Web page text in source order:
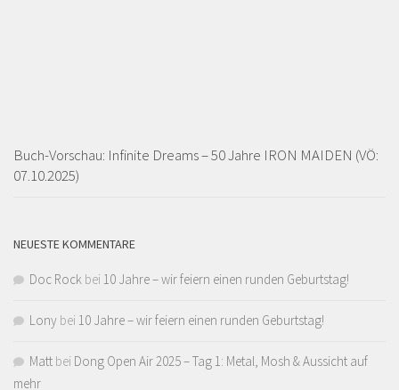
Buch-Vorschau: Infinite Dreams – 50 Jahre IRON MAIDEN (VÖ:
07.10.2025)
NEUESTE KOMMENTARE
Doc Rock bei 10 Jahre – wir feiern einen runden Geburtstag!
Lony bei 10 Jahre – wir feiern einen runden Geburtstag!
Matt bei Dong Open Air 2025 – Tag 1: Metal, Mosh & Aussicht auf
mehr